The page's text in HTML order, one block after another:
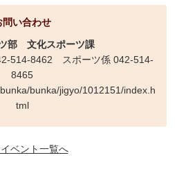
問い合わせ
部 文化スポーツ課
514-8462 スポーツ係 042-514-
8465
bunka/jigyo/1012151/index.h
tml
ベント一覧へ